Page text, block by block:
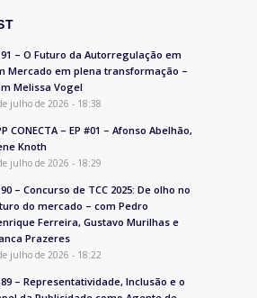
– O Futuro da Autorregulação em
Mercado em plena transformação –
Melissa Vogel
julho de 2026 - 18:38
CONECTA – EP #01 – Afonso Abelhão,
Knoth
julho de 2026 - 18:29
– Concurso de TCC 2025: De olho no
do mercado – com Pedro
Ferreira, Gustavo Murilhas e
Prazeres
julho de 2026 - 18:22
– Representatividade, Inclusão e o